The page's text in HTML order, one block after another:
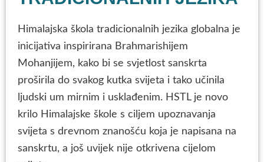
Himalajska škola tradicionalnih jezika globalna je
inicijativa inspirirana Brahmarishijem
Mohanjijem, kako bi se svjetlost sanskrta
proširila do svakog kutka svijeta i tako učinila
ljudski um mirnim i usklađenim. HSTL je novo
krilo Himalajske škole s ciljem upoznavanja
svijeta s drevnom znanošću koja je napisana na
sanskrtu, a još uvijek nije otkrivena cijelom